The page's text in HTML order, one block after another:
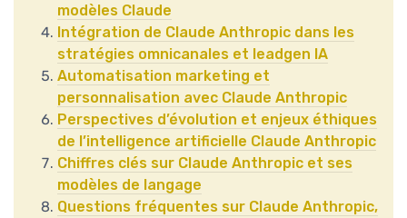
modèles Claude
Intégration de Claude Anthropic dans les
stratégies omnicanales et leadgen IA
Automatisation marketing et
personnalisation avec Claude Anthropic
Perspectives d’évolution et enjeux éthiques
de l’intelligence artificielle Claude Anthropic
Chiffres clés sur Claude Anthropic et ses
modèles de langage
Questions fréquentes sur Claude Anthropic,